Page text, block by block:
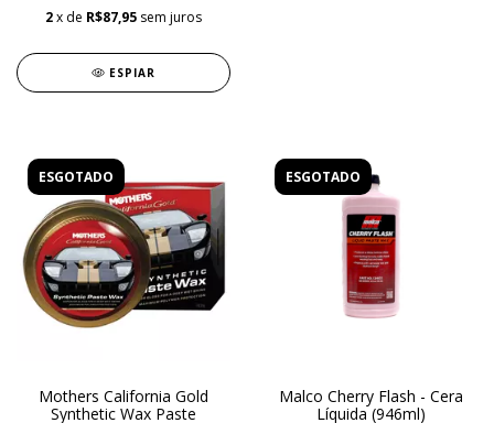
2x de R$87,95 sem juros
ESPIAR
ESGOTADO
Mothers California Gold
Synthetic Wax Paste
ESGOTADO
Malco Cherry Flash - Cera
Líquida (946ml)